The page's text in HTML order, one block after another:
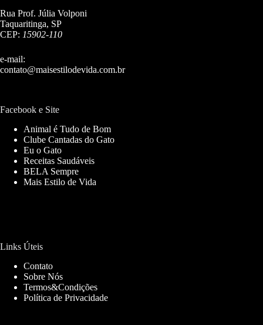
Rua Prof. Júlia Volponi
Taquaritinga, SP
CEP: 15902-110
e-mail:
contato@maisestilodevida.com.br
Facebook e Site
Animal é Tudo de Bom
Clube Cantadas do Gato
Eu o Gato
Receitas Saudáveis
BELA Sempre
Mais Estilo de Vida
Links Úteis
Contato
Sobre Nós
Termos&Condições
Política de Privacidade